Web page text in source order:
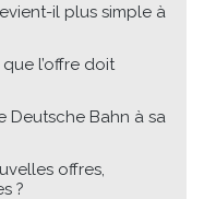
il plus simple à
l’offre doit
Deutsche Bahn à sa
offres,
?